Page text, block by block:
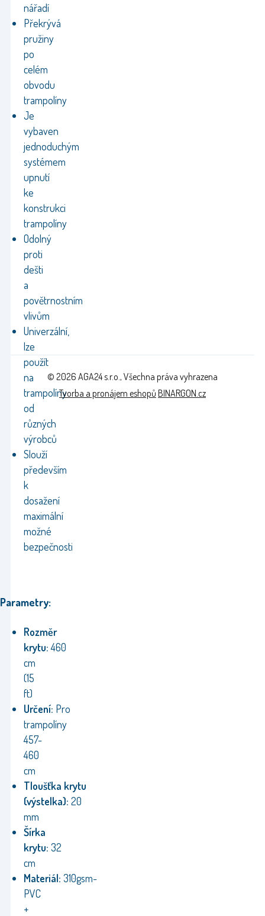
nářadí
Překrývá
pružiny
po
celém
obvodu
trampolíny
Je
vybaven
jednoduchým
systémem
upnutí
ke
konstrukci
trampolíny
Odolný
proti
dešti
a
povětrnostním
vlivům
Univerzální,
lze
použít
na
trampolíny
od
různých
výrobců
Slouží
především
k
dosažení
maximální
možné
bezpečnosti
Parametry:
Rozměr
krytu:460
cm
(15
ft)
Určení: Pro
trampolíny
457-
460
cm
Tloušťka krytu
(výstelka): 20
mm
Šírka
krytu: 32
cm
Materiál: 310gsm-
PVC
+
© 2026 AGA24 s.r.o., Všechna práva vyhrazena
Tvorba a pronájem eshopů BINARGON.cz